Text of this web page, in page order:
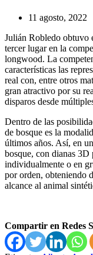
11 agosto, 2022
Julián Robledo obtuvo
tercer lugar en la
longwood. La
características las
real con, entre otros
gran atractivo por su
disparos desde
Dentro de las
de bosque es la
últimos años. Así, en
bosque, con dianas 3D
individualmente o en
por orden, obteniendo
alcance al animal
Compartir en Redes